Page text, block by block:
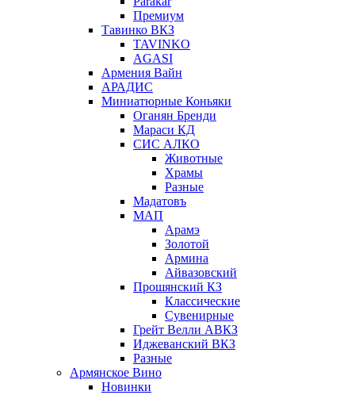
Премиум
Тавинко ВКЗ
TAVINKO
AGASI
Армения Вайн
АРАДИС
Миниатюрные Коньяки
Оганян Бренди
Мараси КД
СИС АЛКО
Животные
Храмы
Разные
Мадатовъ
МАП
Арамэ
Золотой
Армина
Айвазовский
Прошянский КЗ
Классические
Сувенирные
Грейт Велли АВКЗ
Иджеванский ВКЗ
Разные
Армянское Вино
Новинки